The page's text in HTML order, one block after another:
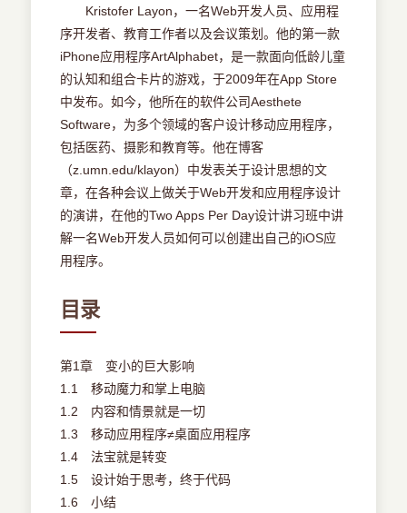
Kristofer Layon，一名Web开发人员、应用程
序开发者、教育工作者以及会议策划。他的第一款
iPhone应用程序ArtAlphabet，是一款面向低龄儿童
的认知和组合卡片的游戏，于2009年在App Store
中发布。如今，他所在的软件公司Aesthete
Software，为多个领域的客户设计移动应用程序，
包括医药、摄影和教育等。他在博客
（z.umn.edu/klayon）中发表关于设计思想的文
章，在各种会议上做关于Web开发和应用程序设计
的演讲，在他的Two Apps Per Day设计讲习班中讲
解一名Web开发人员如何可以创建出自己的iOS应
用程序。
目录
第1章 变小的巨大影响
1.1 移动魔力和掌上电脑
1.2 内容和情景就是一切
1.3 移动应用程序≠桌面应用程序
1.4 法宝就是转变
1.5 设计始于思考，终于代码
1.6 小结